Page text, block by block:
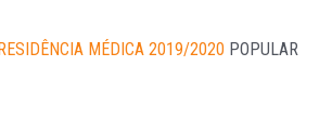
MÉDICA 2019/2020 POPULAR